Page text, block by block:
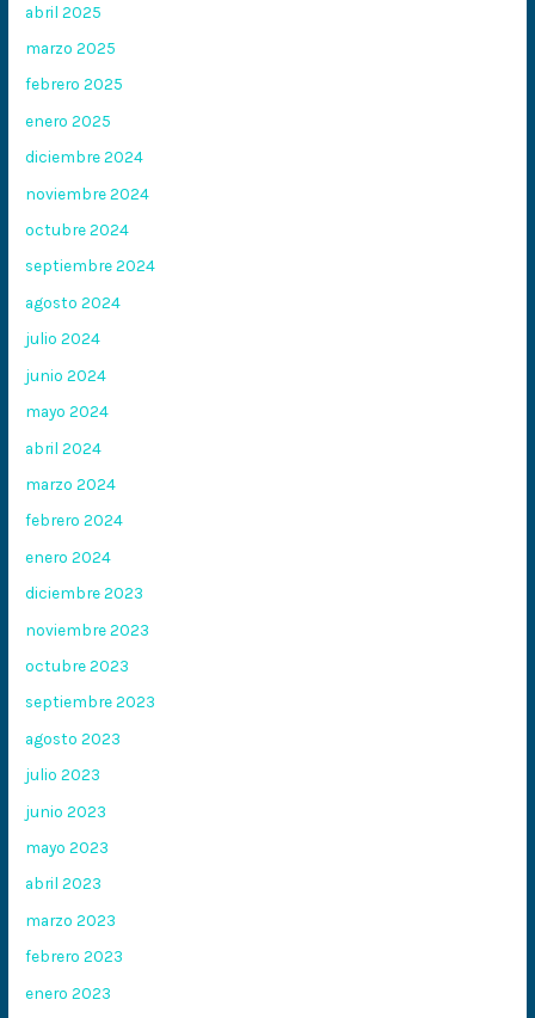
abril 2025
marzo 2025
febrero 2025
enero 2025
diciembre 2024
noviembre 2024
octubre 2024
septiembre 2024
agosto 2024
julio 2024
junio 2024
mayo 2024
abril 2024
marzo 2024
febrero 2024
enero 2024
diciembre 2023
noviembre 2023
octubre 2023
septiembre 2023
agosto 2023
julio 2023
junio 2023
mayo 2023
abril 2023
marzo 2023
febrero 2023
enero 2023